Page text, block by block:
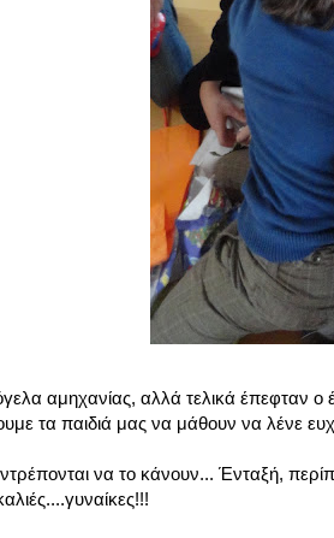
αμηχανίας, αλλά τελικά έπεφταν
τα παιδιά μας να μάθουν να λένε
να το κάνουν... Ένταξή,